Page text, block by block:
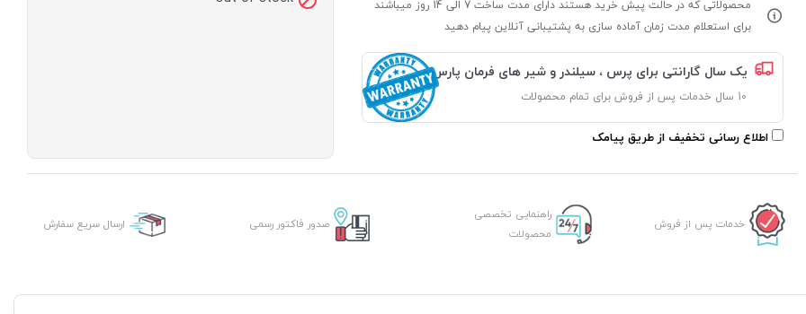
محصولاتی که در حالت پیش خرید هستند دارای مدت ساخت 7 الی 14 روز میباشند
برای استعلام مدت زمان آماده سازی به پشتیبانی آنلاین پیام دهید
یک سال گارانتی برای پرس ، سیلندر و شیر های فرمان پارس
10 سال خدمات پس از فروش برای تمام محصولات
اطلاع رسانی تخفیف از طریق پیامک
خدمات پس از فروش
راهنمایی تخصصی
محصولات
صدور فاکتور رسمی ارسال سریع سفارش